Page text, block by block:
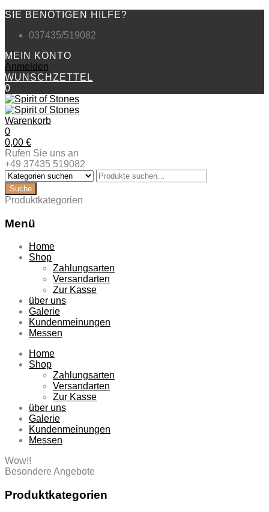
SIE BENÖTIGEN HILFE?
037435/519082
MEIN KONTO
Anmelden
WUNSCHZETTEL
0
Warenkorb
0
0,00 €
Rufen Sie uns an
+49 37435 519082
Produktkategorien
Menü
Zum
Inhalt
Home
Shop
Zahlungsarten
Versandarten
Zur Kasse
über uns
Galerie
Kundenmeinungen
Messen
Home
Shop
Zahlungsarten
Versandarten
Zur Kasse
über uns
Galerie
Kundenmeinungen
Messen
Wow!!
Besondere Angebote
Produktkategorien